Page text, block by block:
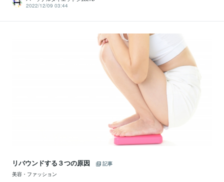
2022/12/09 03:44
リバウンドする３つの原因
記事
美容・ファッション